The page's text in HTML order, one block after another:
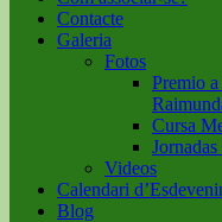
Contacte
Galeria
Fotos
Premio
Cursa
Videos
Calendari
Blog